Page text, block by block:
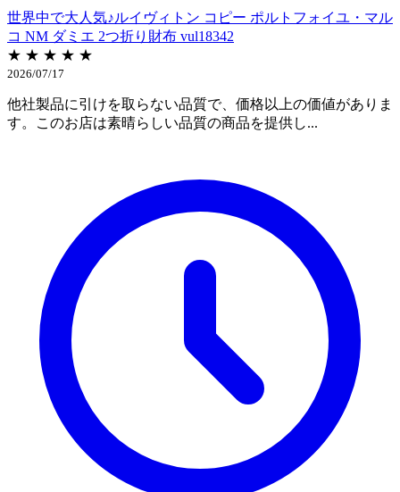
世界中で大人気♪ルイヴィトン コピー ポルトフォイユ・マル
コ NM ダミエ 2つ折り財布 vul18342
★ ★ ★ ★ ★
2026/07/17
他社製品に引けを取らない品質で、価格以上の価値がありま
す。このお店は素晴らしい品質の商品を提供し...